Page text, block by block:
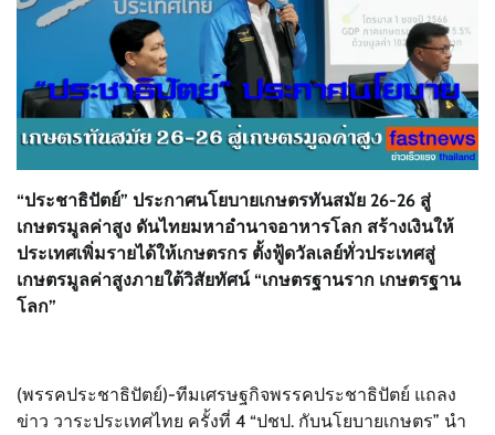
“ประชาธิปัตย์” ประกาศนโยบายเกษตรทันสมัย 26-26 สู่
เกษตรมูลค่าสูง ดันไทยมหาอำนาจอาหารโลก สร้างเงินให้
ประเทศเพิ่มรายได้ให้เกษตรกร ตั้งฟู้ดวัลเลย์ทั่วประเทศสู่
เกษตรมูลค่าสูงภายใต้วิสัยทัศน์ “เกษตรฐานราก เกษตรฐาน
โลก”
(พรรคประชาธิปัตย์)-ทีมเศรษฐกิจพรรคประชาธิปัตย์ แถลง
ข่าว วาระประเทศไทย ครั้งที่ 4 “ปชป. กับนโยบายเกษตร” นำ